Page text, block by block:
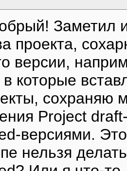
Заметил
проекта,
версии,
в которые
сохраняю
Project
версиями.
нельзя